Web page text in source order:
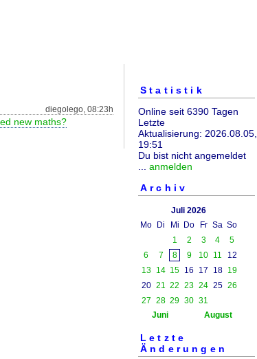
diegolego, 08:23h
new maths?
Statistik
Online seit 6390 Tagen
Letzte
Aktualisierung: 2026.08.05,
19:51
Du bist nicht angemeldet
... anmelden
Archiv
Juli 2026
Mo
Di Mi Do Fr Sa So
1
2 3 4
5
6
7 8 9 10 11
12
13
14 15 16 17 18
19
20 21 22 23 24 25 26
27 28 29 30 31
Juni
August
Letzte
Änderungen